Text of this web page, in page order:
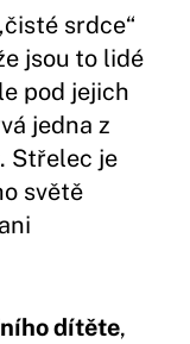
srdce“
jsou to lidé
pod jejich
jedna z
Střelec je
světě
dítěte,